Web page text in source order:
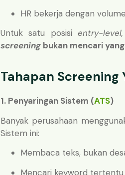
HR bekerja dengan
Untuk satu posisi entry-level,
screening bukan mencari
Tahapan Screening
1. Penyaringan Sistem (ATS)
Banyak perusahaan
Sistem ini:
Membaca teks, bukan
Mencari keyword tertentu